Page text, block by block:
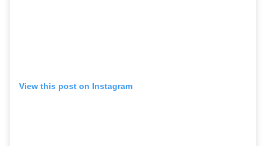
View this post on Instagram